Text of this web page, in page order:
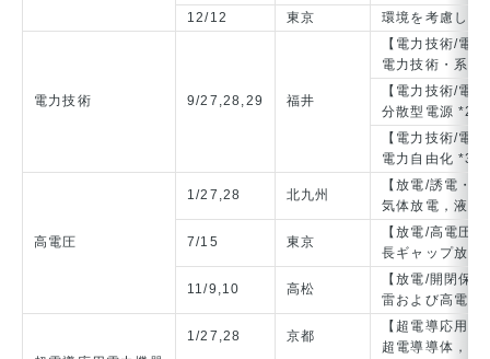
12/12
東京 環境を考慮した
電力技術 9/27,28,29 福井
【電力技術/電
電力技術・系統
【電力技術/電
分散型電源 *2
【電力技術/電
電力自由化 *3
高電圧
1/27,28 北九州
【放電/誘電・
気体放電，液体
7/15 東京
【放電/高電圧
長ギャップ放電
11/9,10 高松
【放電/開閉保
雷および高電圧
1/27,28 京都
【超電導応用
超電導導体，バ